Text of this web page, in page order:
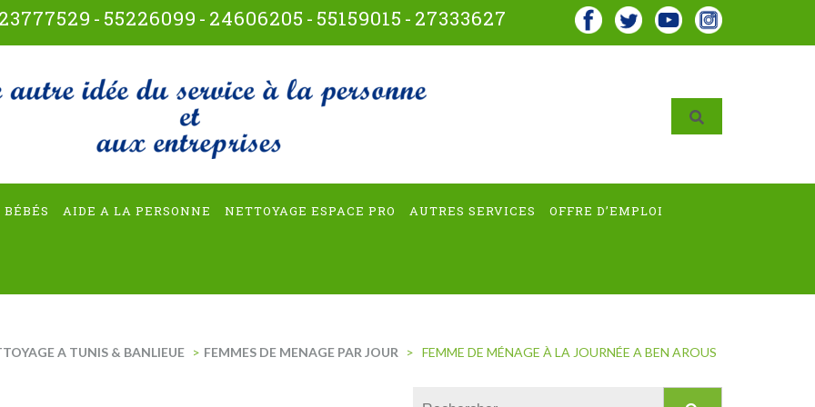
23777529 - 55226099 - 24606205 - 55159015 - 27333627
multiservices
BÉBÉS AIDE A LA PERSONNE NETTOYAGE ESPACE PRO AUTRES SERVICES OFFRE D’EMPLOI
A TUNIS & BANLIEUE > FEMMES DE MENAGE PAR JOUR > FEMME DE MÉNAGE À LA JOURNÉE A BEN AROUS
Rechercher :